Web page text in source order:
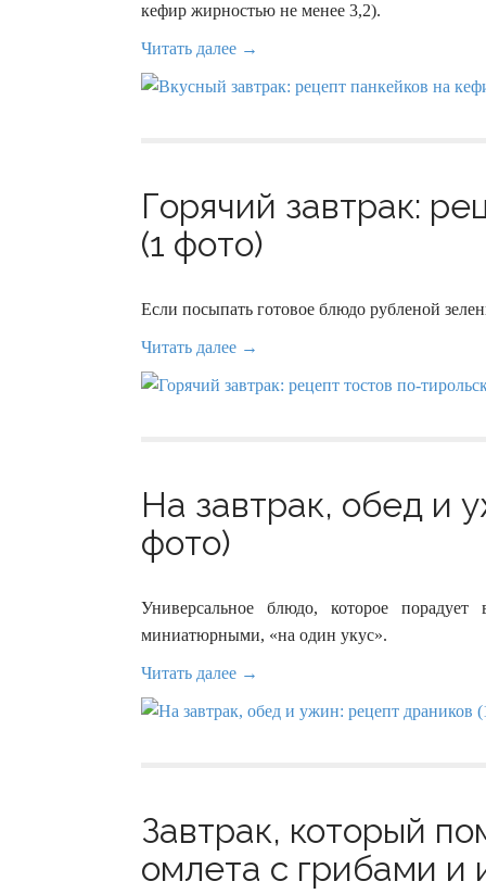
кефир жирностью не менее 3,2).
Читать далее →
Горячий завтрак:
(1 фото)
Если посыпать готовое блюдо рубленой
Читать далее →
На завтрак, обед и
фото)
Универсальное блюдо, которое
миниатюрными, «на один укус».
Читать далее →
Завтрак, который
омлета с грибами и